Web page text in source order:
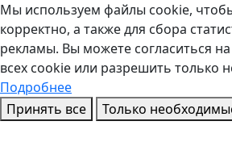
Мы используем файлы cookie,
корректно, а также для сбора
рекламы. Вы можете согласиться
всех cookie или разрешить только
Подробнее
Принять все
Только